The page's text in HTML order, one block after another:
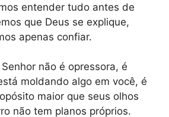
entender tudo antes de
que Deus se explique,
apenas confiar.
não é opressora, é
moldando algo em você, é
maior que seus olhos
não tem planos próprios.